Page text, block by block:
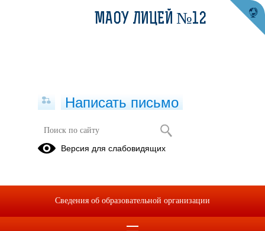
Единый день безопасности
дорожного движения
18 сентября, рамках Всероссийской Недели безопасности
дорожного движения для обучающихся.
МАОУ ЛИЦЕЙ №12
Написать письмо
Версия для слабовидящих
Сведения об образовательной организации